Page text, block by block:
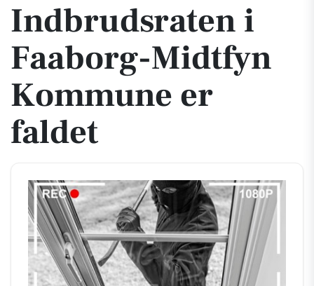
Indbrudsraten i
Faaborg-Midtfyn
Kommune er
faldet